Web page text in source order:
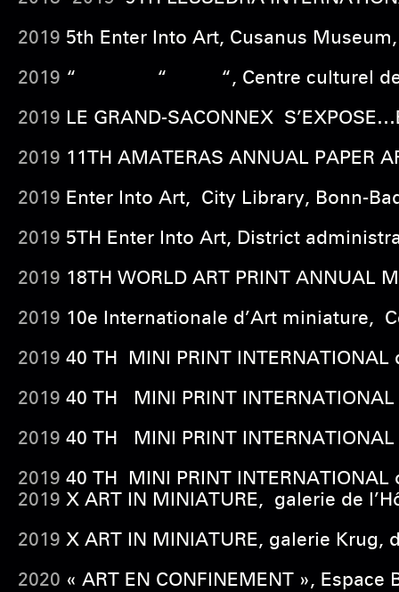
2019 5th Enter Into Art, Cusanus
2019 “ “ “, Centre culturel de
2019 LE GRAND-SACONNEX
2019 11TH AMATERAS ANNUAL PAPER
2019 Enter Into Art, City Library, Bonn-
2019 5TH Enter Into Art, District
2019 18TH WORLD ART PRINT ANNUAL
2019 10e Internationale d’Art miniature,
2019 40 TH MINI PRINT
2019 40 TH MINI PRINT
2019 40 TH MINI PRINT
2019 40 TH MINI PRINT
2019 X ART IN MINIATURE, galerie de
2019 X ART IN MINIATURE, galerie Krug,
2020 « ART EN CONFINEMENT »,